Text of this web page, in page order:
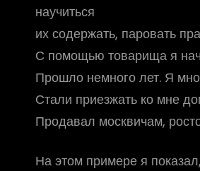
научиться
их содержать, паровать
С помощью товарища я
Прошло немного лет. Я
Стали приезжать ко мне
Продавал москвичам,
На этом примере я